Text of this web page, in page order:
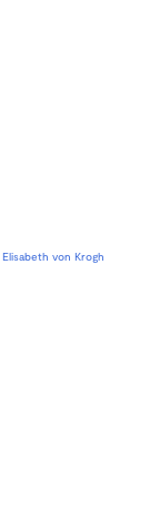
Elisabeth von Krogh